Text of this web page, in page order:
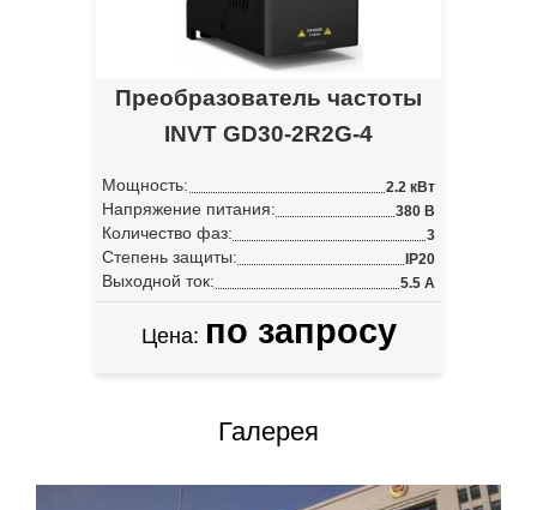
Преобразователь частоты
INVT GD30-2R2G-4
Мощность: 2.2 кВт
Напряжение питания: 380 В
Количество фаз: 3
Степень защиты: IP20
Выходной ток: 5.5 А
Цена: по запросу
Галерея